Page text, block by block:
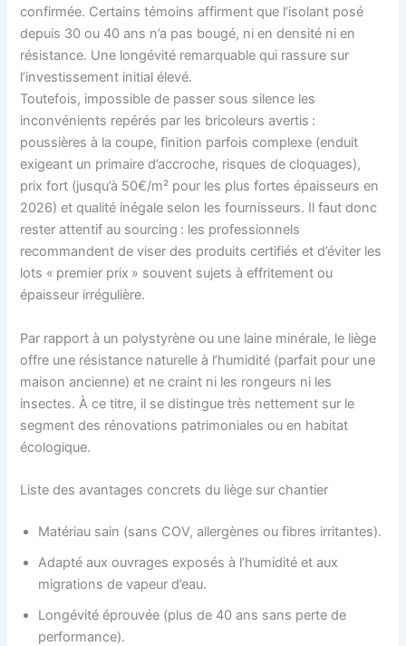
confirmée. Certains témoins affirment que l’isolant posé
depuis 30 ou 40 ans n’a pas bougé, ni en densité ni en
résistance. Une longévité remarquable qui rassure sur
l’investissement initial élevé.
Toutefois, impossible de passer sous silence les
inconvénients repérés par les bricoleurs avertis :
poussières à la coupe, finition parfois complexe (enduit
exigeant un primaire d’accroche, risques de cloquages),
prix fort (jusqu’à 50€/m² pour les plus fortes épaisseurs en
2026) et qualité inégale selon les fournisseurs. Il faut donc
rester attentif au sourcing : les professionnels
recommandent de viser des produits certifiés et d’éviter les
lots « premier prix » souvent sujets à effritement ou
épaisseur irrégulière.
Par rapport à un polystyrène ou une laine minérale, le liège
offre une résistance naturelle à l’humidité (parfait pour une
maison ancienne) et ne craint ni les rongeurs ni les
insectes. À ce titre, il se distingue très nettement sur le
segment des rénovations patrimoniales ou en habitat
écologique.
Liste des avantages concrets du liège sur chantier
Matériau sain (sans COV, allergènes ou fibres irritantes).
Adapté aux ouvrages exposés à l’humidité et aux
migrations de vapeur d’eau.
Longévité éprouvée (plus de 40 ans sans perte de
performance).